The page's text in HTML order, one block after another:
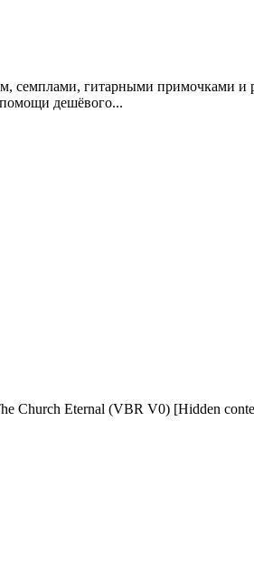
семплами, гитарными примочками
помощи дешёвого...
Church Eternal (VBR V0) [Hidden